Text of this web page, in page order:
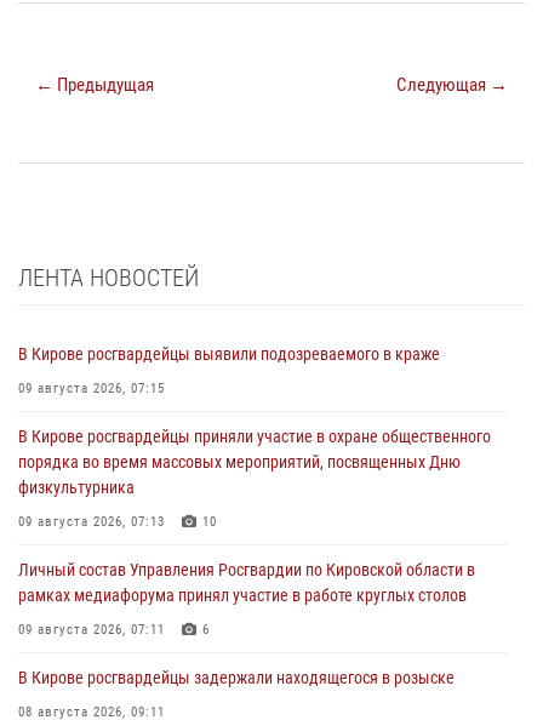
← Предыдущая Следующая →
ЛЕНТА НОВОСТЕЙ
В Кирове росгвардейцы выявили подозреваемого в краже
09 августа 2026, 07:15
В Кирове росгвардейцы приняли участие в охране общественного
порядка во время массовых мероприятий, посвященных Дню
физкультурника
09 августа 2026, 07:13 10
Личный состав Управления Росгвардии по Кировской области в
рамках медиафорума принял участие в работе круглых столов
09 августа 2026, 07:11 6
В Кирове росгвардейцы задержали находящегося в розыске
08 августа 2026, 09:11